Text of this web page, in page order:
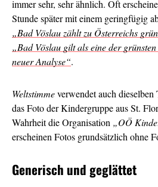
immer sehr, sehr ähnlich. Oft
Stunde später mit einem geringfügig
„Bad Vöslau zählt zu Österreichs
„Bad Vöslau gilt als eine der
neuer Analyse“.
Weltstimmeverwendet auch
das Foto der Kindergruppe aus St.
Wahrheit die Organisation „OÖ
erscheinen Fotos grundsätzlich ohne
Generisch und geglättet